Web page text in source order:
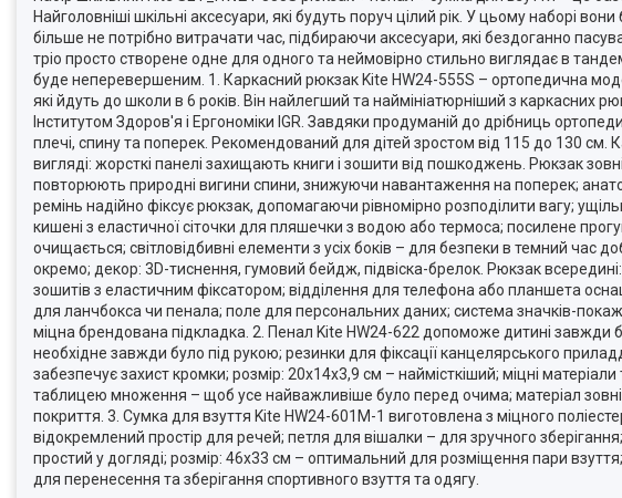
Найголовніші шкільні аксесуари, які будуть поруч цілий рік. У цьому наборі
більше не потрібно витрачати час, підбираючи аксесуари, які бездоганно
тріо просто створене одне для одного та неймовірно стильно виглядає в
буде неперевершеним. 1. Каркасний рюкзак Kite HW24-555S – ортопедична
які йдуть до школи в 6 років. Він найлегший та наймініатюрніший з каркасних
Інститутом Здоров'я і Ергономіки IGR. Завдяки продуманій до дрібниць
плечі, спину та поперек. Рекомендований для дітей зростом від 115 до 130
вигляді: жорсткі панелі захищають книги і зошити від пошкоджень. Рюкзак
повторюють природні вигини спини, знижуючи навантаження на поперек;
ремінь надійно фіксує рюкзак, допомагаючи рівномірно розподілити вагу;
кишені з еластичної сіточки для пляшечки з водою або термоса; посилене
очищається; світловідбивні елементи з усіх боків – для безпеки в темний час
окремо; декор: 3D-тиснення, гумовий бейдж, підвіска-брелок. Рюкзак
зошитів з еластичним фіксатором; відділення для телефона або планшета
для ланчбокса чи пенала; поле для персональних даних; система значків-
міцна брендована підкладка. 2. Пенал Kite HW24-622 допоможе дитині завжди
необхідне завжди було під рукою; резинки для фіксації канцелярського
забезпечує захист кромки; розмір: 20x14x3,9 см – наймісткіший; міцні
таблицею множення – щоб усе найважливіше було перед очима; матеріал
покриття. 3. Сумка для взуття Kite HW24-601M-1 виготовлена з міцного
відокремлений простір для речей; петля для вішалки – для зручного
простий у догляді; розмір: 46x33 см – оптимальний для розміщення пари
для перенесення та зберігання спортивного взуття та одягу.